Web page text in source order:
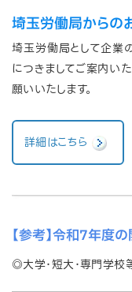
埼玉労働局からの
埼玉労働局として企業
につきましてご案内い
願いいたします。
詳細はこちら
【参考】令和7年度の
◎大学･短大･専門学校